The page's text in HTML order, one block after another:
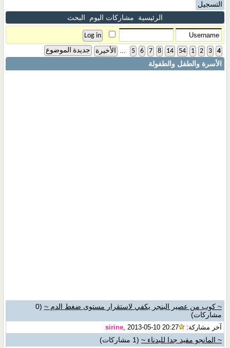
التسجيل
الرئيسية
مشاركات اليوم البحث
1 2 3 4
5 6 7 8 14 54 الأخيرة جديدة الموضوع
الأسرة والطفل والطفولة
~ كوب من عصير البنجر يكفي لاستقرار مستوى ضغط الدم ~ (0
مشاركات)
آخر مشاركة: sirine, 2013-05-10 20:27
~ المانجو مفيد جدا للبدناء ~ (1 مشاركات)